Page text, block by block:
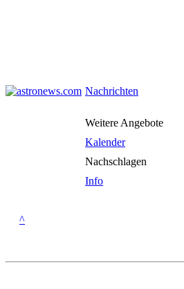
Nachrichten
Weitere Angebote
Kalender
Nachschlagen
Info
^